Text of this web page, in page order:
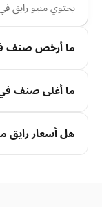
يحتوي منيو رايق في الخبر على 18
ما أرخص صنف
ما أغلى صنف في
هل أسعار رايق